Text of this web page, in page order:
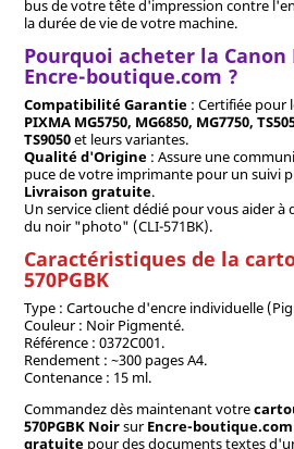
bus de votre tête d'impression contre
la durée de vie de votre machine.
Pourquoi acheter la Canon
Encre-boutique.com ?
Compatibilité Garantie: Certifiée pour
PIXMA MG5750, MG6850, MG7750,
TS9050et leurs variantes.
Qualité d'Origine: Assure une
puce de votre imprimante pour un suivi
Livraison gratuite.
Un service client dédié pour vous aider
du noir "photo" (CLI-571BK).
Caractéristiques de la
570PGBK
Type : Cartouche d'encre individuelle
Couleur : Noir Pigmenté.
Référence : 0372C001.
Rendement : ~300 pages A4.
Contenance : 15 ml.
Commandez dès maintenant votre
570PGBK NoirsurEncre-boutique.com
gratuitepour des documents textes